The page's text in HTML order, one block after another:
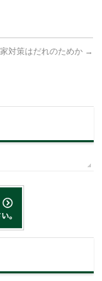
対策はだれのためか →